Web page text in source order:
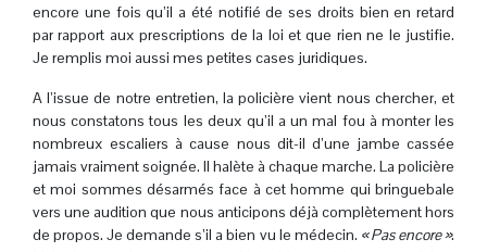
encore une fois qu’il a été notifié de ses droits bien en retard
par rapport aux prescriptions de la loi et que rien ne le justifie.
Je remplis moi aussi mes petites cases juridiques.
A l’issue de notre entretien, la policière vient nous chercher, et
nous constatons tous les deux qu’il a un mal fou à monter les
nombreux escaliers à cause nous dit-il d’une jambe cassée
jamais vraiment soignée. Il halète à chaque marche. La policière
et moi sommes désarmés face à cet homme qui bringuebale
vers une audition que nous anticipons déjà complètement hors
de propos. Je demande s’il a bien vu le médecin. « Pas encore ».